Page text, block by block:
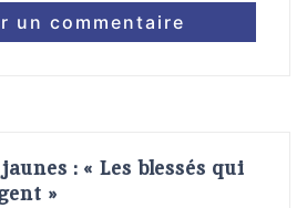
: « Les blessés qui
»